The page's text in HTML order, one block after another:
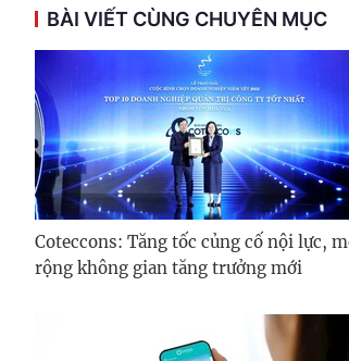
BÀI VIẾT CÙNG CHUYÊN MỤC
Coteccons: Tăng tốc củng cố nội lực,
rộng không gian tăng trưởng mới